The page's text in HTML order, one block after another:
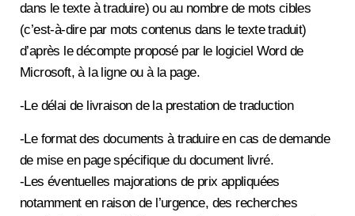
dans le texte à traduire) ou au nombre de mots cibles
(c’est-à-dire par mots contenus dans le texte traduit)
d’après le décompte proposé par le logiciel Word de
Microsoft, à la ligne ou à la page.
-Le délai de livraison de la prestation de traduction
-Le format des documents à traduire en cas de demande
de mise en page spécifique du document livré.
-Les éventuelles majorations de prix appliquées
notamment en raison de l’urgence, des recherches